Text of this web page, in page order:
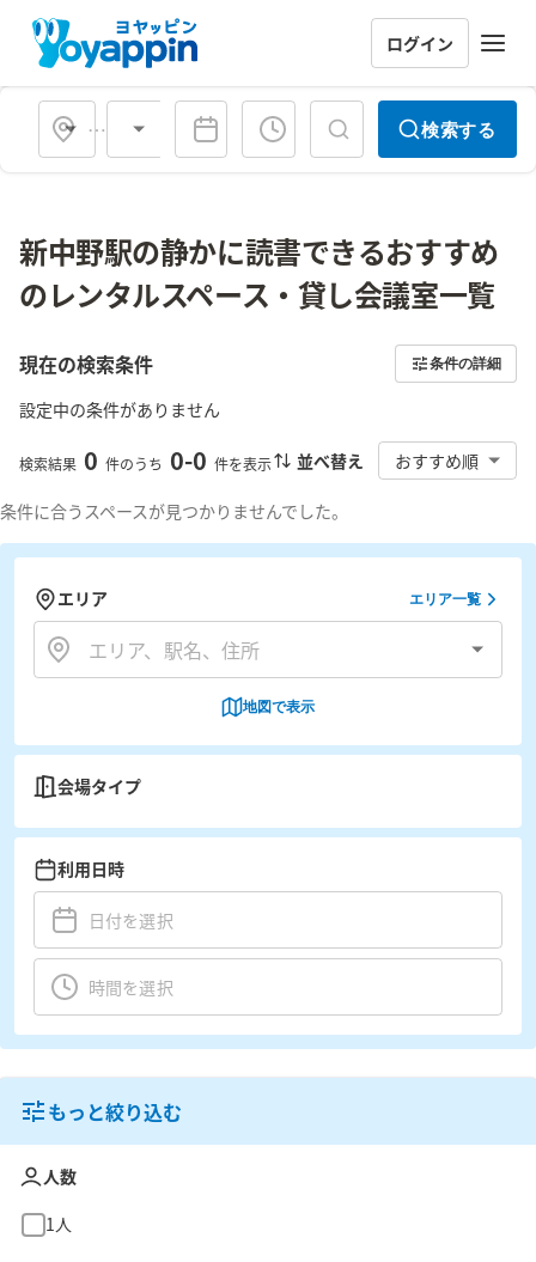
ログイン
会場タイプ 検索する
新中野駅の静かに読書できるおすすめ
のレンタルスペース・貸し会議室一覧
現在の検索条件 条件の詳細
設定中の条件がありません
検索結果 0 件のうち 0-0 件を表示 並べ替え おすすめ順
条件に合うスペースが見つかりませんでした。
エリア エリア一覧
地図で表示
会場タイプ
利用日時
もっと絞り込む
人数
1人